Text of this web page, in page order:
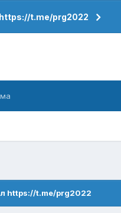
t.me/prg2022
https://t.me/prg2022